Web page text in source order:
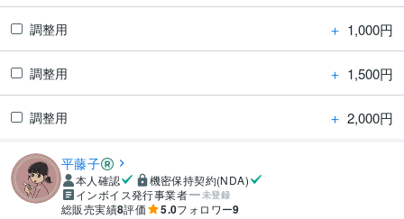
調整用 ＋ 1,000円
調整用 ＋ 1,500円
調整用 ＋ 2,000円
平藤子
本人確認
機密保持契約(NDA)
インボイス発行事業者
未登録
総販売実績8評価 5.0フォロワー9